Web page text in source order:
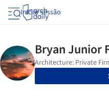
Iniciar sessão